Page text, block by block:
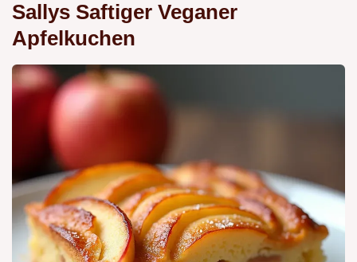
Sallys Saftiger Veganer
Apfelkuchen